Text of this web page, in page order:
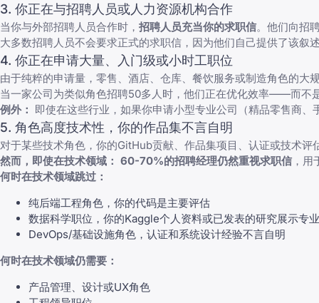
3. 你正在与招聘人员或人力资源机构合作
当你与外部招聘人员合作时， 招聘人员充当你的求职信。他们向招
大多数招聘人员不会要求正式的求职信，因为他们自己提供了该
4. 你正在申请大量、入门级或小时工职位
由于纯粹的申请量，零售、酒店、仓库、餐饮服务或制造角色的大
当一家公司为类似角色招聘50多人时，他们正在优化效率——而不
例外： 即使在这些行业，如果你申请小型专业公司（精品零售商
5. 角色高度技术性，你的作品集不言自明
对于某些技术角色，你的GitHub贡献、作品集项目、认证或技术
然而，即使在技术领域： 60-70%的招聘经理仍然重视求职信 ，
何时在技术领域跳过：
纯后端工程角色，你的代码是主要评估
数据科学职位，你的Kaggle个人资料或已发表的研究展示专
DevOps/基础设施角色，认证和系统设计经验不言自明
何时在技术领域仍需要：
产品管理、设计或UX角色